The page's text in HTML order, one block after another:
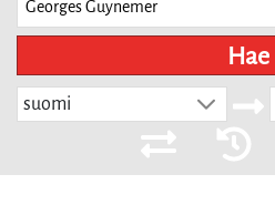
Hae
suomi